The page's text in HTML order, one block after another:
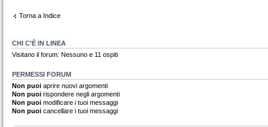
Torna a Indice
CHI C’È IN LINEA
Visitano il forum: Nessuno e 11 ospiti
PERMESSI FORUM
Non puoi aprire nuovi argomenti
Non puoi rispondere negli argomenti
Non puoi modificare i tuoi messaggi
Non puoi cancellare i tuoi messaggi